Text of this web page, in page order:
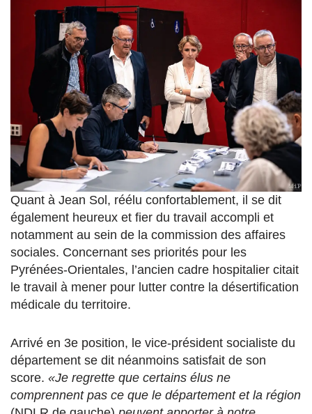
Quant à Jean Sol, réélu confortablement, il se dit
également heureux et fier du travail accompli et
notamment au sein de la commission des affaires
sociales. Concernant ses priorités pour les
Pyrénées-Orientales, l’ancien cadre hospitalier citait
le travail à mener pour lutter contre la désertification
médicale du territoire.
Arrivé en 3e position, le vice-président socialiste du
département se dit néanmoins satisfait de son
score. «Je regrette que certains élus ne
comprennent pas ce que le département et la région